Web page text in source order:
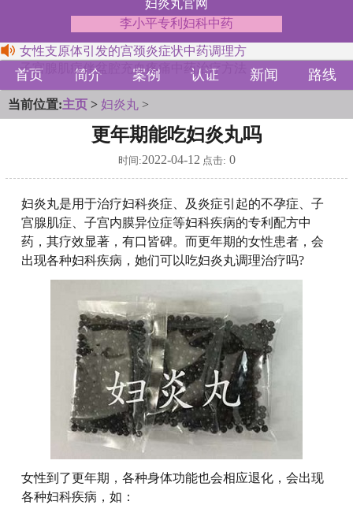
妇炎丸官网
李小平专利妇科中药
女性支原体引发的宫颈炎症状中药调理方
子宫腺肌症伴盆腔充血疼痛中药治疗方法
首页 简介 案例 认证 新闻 路线
当前位置:主页 > 妇炎丸 >
更年期能吃妇炎丸吗
时间:2022-04-12 点击: 0
妇炎丸是用于治疗妇科炎症、及炎症引起的不孕症、子
宫腺肌症、子宫内膜异位症等妇科疾病的专利配方中
药，其疗效显著，有口皆碑。而更年期的女性患者，会
出现各种妇科疾病，她们可以吃妇炎丸调理治疗吗?
女性到了更年期，各种身体功能也会相应退化，会出现
各种妇科疾病，如：